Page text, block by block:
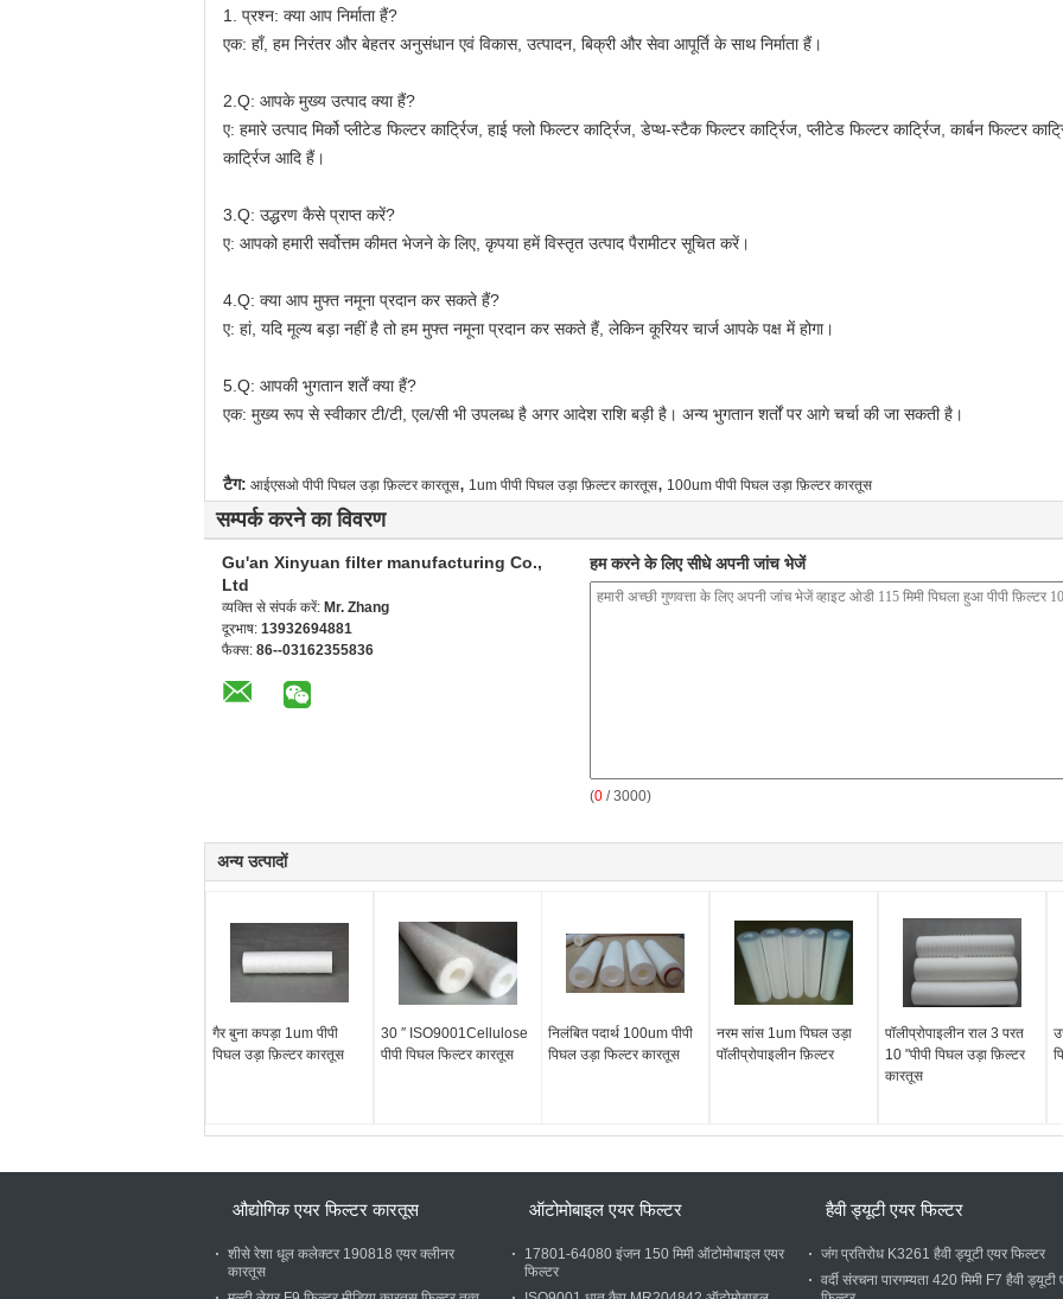
1. प्रश्न: क्या आप निर्माता हैं?
एक: हाँ, हम निरंतर और बेहतर अनुसंधान एवं विकास, उत्पादन, बिक्री और सेवा आपूर्ति के साथ निर्माता हैं।
2.Q: आपके मुख्य उत्पाद क्या हैं?
ए: हमारे उत्पाद मिर्को प्लीटेड फिल्टर कार्ट्रिज, हाई फ्लो फिल्टर कार्ट्रिज, डेप्थ-स्टैक फिल्टर कार्ट्रिज, प्लीटेड फिल्टर कार्ट्रिज, कार्बन फिल्टर
कार्ट्रिज आदि हैं।
3.Q: उद्धरण कैसे प्राप्त करें?
ए: आपको हमारी सर्वोत्तम कीमत भेजने के लिए, कृपया हमें विस्तृत उत्पाद पैरामीटर सूचित करें।
4.Q: क्या आप मुफ्त नमूना प्रदान कर सकते हैं?
ए: हां, यदि मूल्य बड़ा नहीं है तो हम मुफ्त नमूना प्रदान कर सकते हैं, लेकिन कूरियर चार्ज आपके पक्ष में होगा।
5.Q: आपकी भुगतान शर्तें क्या हैं?
एक: मुख्य रूप से स्वीकार टी/टी, एल/सी भी उपलब्ध है अगर आदेश राशि बड़ी है। अन्य भुगतान शर्तों पर आगे चर्चा की जा सकती है।
टैग: आईएसओ पीपी पिघल उड़ा फ़िल्टर कारतूस, 1um पीपी पिघल उड़ा फ़िल्टर कारतूस, 100um पीपी पिघल उड़ा फ़िल्टर कारतूस
सम्पर्क करने का विवरण
Gu'an Xinyuan filter manufacturing Co.,
Ltd
व्यक्ति से संपर्क करें: Mr. Zhang
दूरभाष: 13932694881
फैक्स: 86--03162355836
हम करने के लिए सीधे अपनी जांच भेजें
(0 / 3000)
अन्य उत्पादों
गैर बुना कपड़ा 1um पीपी
पिघल उड़ा फ़िल्टर कारतूस
30 ″ ISO9001Cellulose
पीपी पिघल फिल्टर कारतूस
निलंबित पदार्थ 100um पीपी
पिघल उड़ा फिल्टर कारतूस
नरम सांस 1um पिघल उड़ा
पॉलीप्रोपाइलीन फ़िल्टर
पॉलीप्रोपाइलीन राल 3 परत
10 "पीपी पिघल उड़ा फ़िल्टर
कारतूस
औद्योगिक एयर फिल्टर कारतूस
शीसे रेशा धूल कलेक्टर 190818 एयर क्लीनर
कारतूस
ऑटोमोबाइल एयर फिल्टर
17801-64080 इंजन 150 मिमी ऑटोमोबाइल एयर
फिल्टर
हैवी ड्यूटी एयर फिल्टर
जंग प्रतिरोध K3261 हैवी ड्यूटी एयर फिल्टर
वर्दी संरचना पारगम्यता 420 मिमी F7 हैवी ड्यूटी